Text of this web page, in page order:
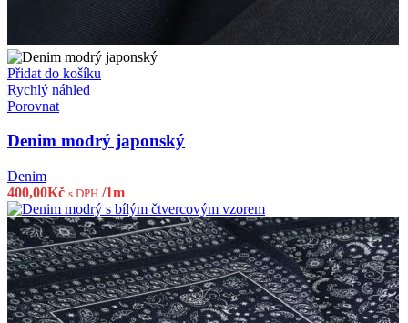
Přidat do košíku
Rychlý náhled
Porovnat
Denim modrý japonský
Denim
400,00Kč s DPH /1m